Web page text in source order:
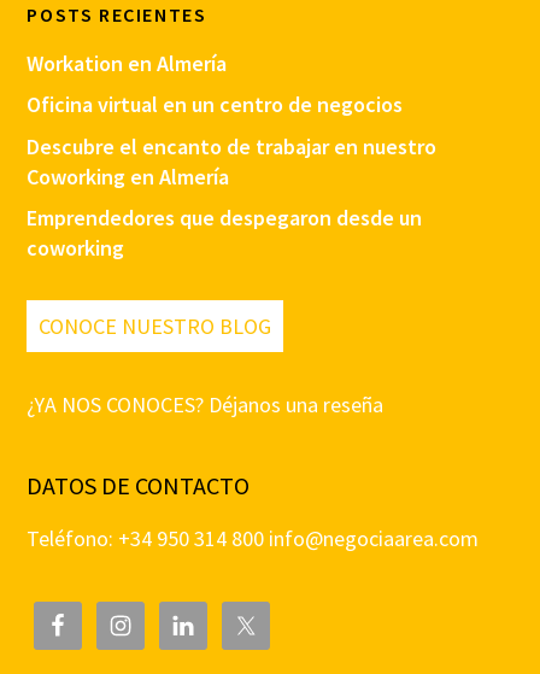
POSTS RECIENTES
Workation en Almería
Oficina virtual en un centro de negocios
Descubre el encanto de trabajar en nuestro
Coworking en Almería
Emprendedores que despegaron desde un
coworking
CONOCE NUESTRO BLOG
¿YA NOS CONOCES? Déjanos una reseña
DATOS DE CONTACTO
Teléfono: +34 950 314 800 info@negociaarea.com